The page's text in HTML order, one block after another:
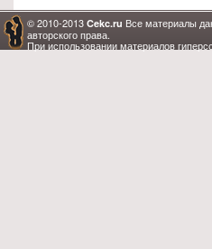
© 2010-2013 Cekc.ru Все материалы
авторского права.
При использовании материалов